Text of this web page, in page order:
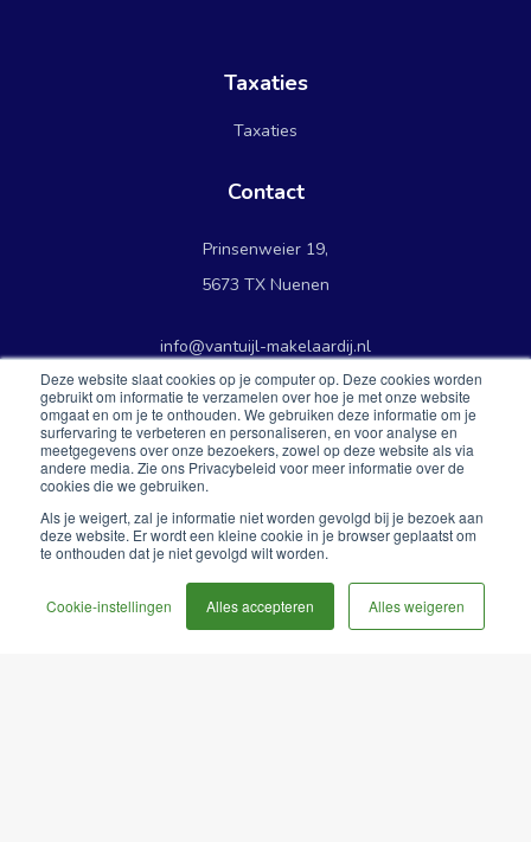
Deze website slaat cookies op je computer op. Deze cookies worden
gebruikt om informatie te verzamelen over hoe je met onze website
omgaat en om je te onthouden. We gebruiken deze informatie om je
surfervaring te verbeteren en personaliseren, en voor analyse en
meetgegevens over onze bezoekers, zowel op deze website als via
andere media. Zie ons Privacybeleid voor meer informatie over de
cookies die we gebruiken.
Als je weigert, zal je informatie niet worden gevolgd bij je bezoek aan
deze website. Er wordt een kleine cookie in je browser geplaatst om
te onthouden dat je niet gevolgd wilt worden.
Cookie-instellingen Alles accepteren Alles weigeren
Taxaties
Taxaties
Contact
Prinsenweier 19,
5673 TX Nuenen
info@vantuijl-makelaardij.nl
+31 (0)6 30 33 57 45
Volg ons
Over Van Tuijl Makelaardij